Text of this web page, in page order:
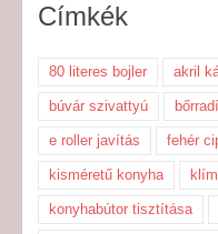
Címkék
80 literes bojler akril
búvár szivattyú
e roller javítás fehér
kisméretű konyha
konyhabútor tisztítása